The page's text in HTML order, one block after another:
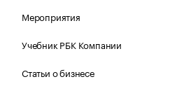
Мероприятия
Учебник РБК Компании
Статьи о бизнесе